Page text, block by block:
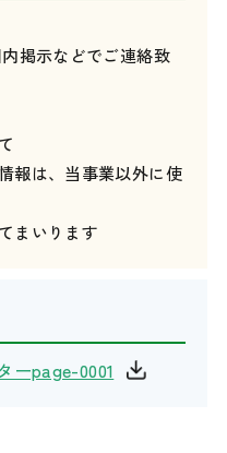
掲示などでご連絡致
報は、当事業以外に使
まいります
ーpage-0001